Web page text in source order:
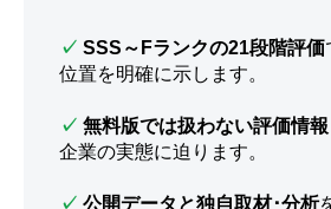
✓ SSS～Fランクの21段階評価
位置を明確に示します。
✓ 無料版では扱わない評価情報
企業の実態に迫ります。
✓ 公開データと独自取材･分析